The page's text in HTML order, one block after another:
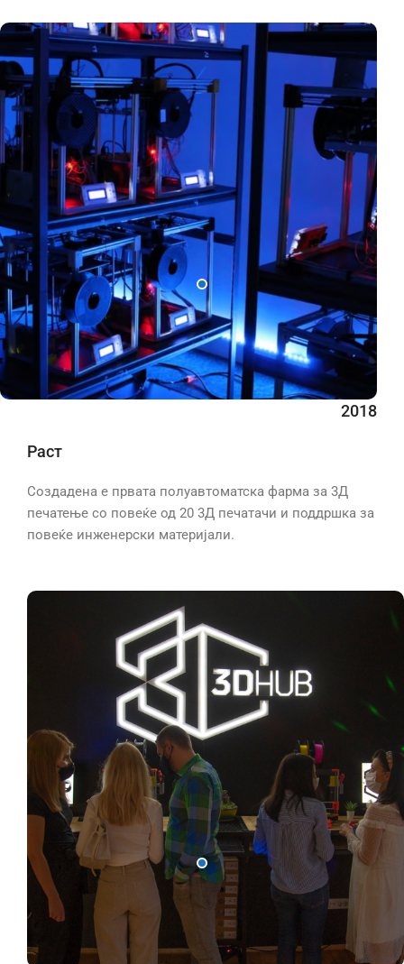
зголемување на целокупната точност на дизајнот во рана
фаза. Со тоа што ќе го направите веднаш на почеток, ви
помагаме да го подобрите квалитетот на вашиот дизајн и
да го намалите времето до производство. Можете да
работите побрзо и со поголема самодоверба.
2018
Раст
Создадена е првата полуавтоматска фарма за 3Д
печатење со повеќе од 20 3Д печатачи и поддршка за
повеќе инженерски материјали.